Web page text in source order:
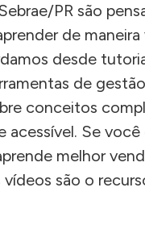
PR são
de maneira
desde
de
conceitos
acessível. Se você
melhor
são o